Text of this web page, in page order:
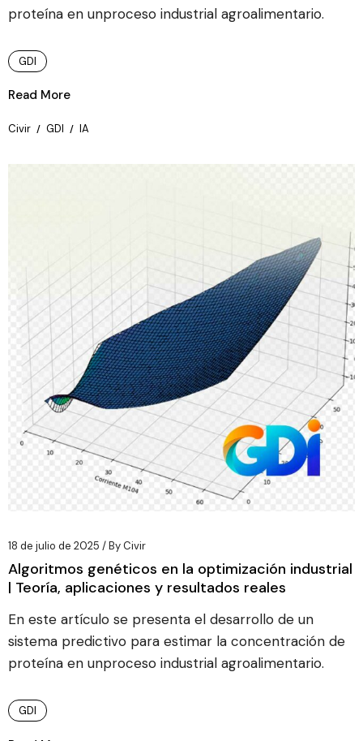
proteína en unproceso industrial agroalimentario.
GDI
Read More
Civir GDI IA
18 de julio de 2025 ByCivir
Algoritmos genéticos en la optimización industrial
| Teoría, aplicaciones y resultados reales
En este artículo se presenta el desarrollo de un
sistema predictivo para estimar la concentración de
proteína en unproceso industrial agroalimentario.
GDI